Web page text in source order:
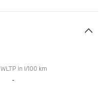
in l/100 km
-